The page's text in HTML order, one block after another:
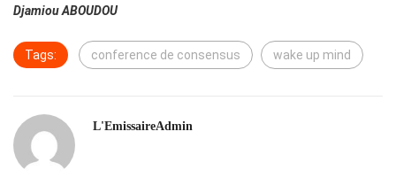
Djamiou ABOUDOU
Tags: conference de consensus wake up mind
L'EmissaireAdmin